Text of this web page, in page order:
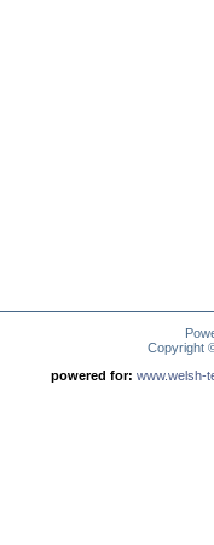
Copyright
powered for: www.welsh-